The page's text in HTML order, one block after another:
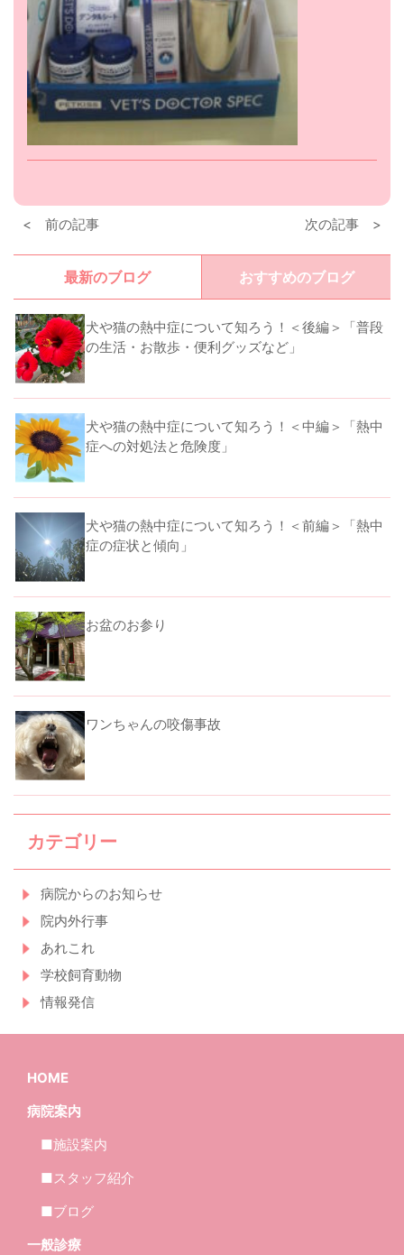
< 前の記事 次の記事 >
最新のブログ おすすめのブログ
犬や猫の熱中症について知ろう！＜後編＞「普段
の生活・お散歩・便利グッズなど」
犬や猫の熱中症について知ろう！＜中編＞「熱中
症への対処法と危険度」
犬や猫の熱中症について知ろう！＜前編＞「熱中
症の症状と傾向」
お盆のお参り
ワンちゃんの咬傷事故
カテゴリー
病院からのお知らせ
院内外行事
あれこれ
学校飼育動物
情報発信
HOME
病院案内
■施設案内
■スタッフ紹介
■ブログ
一般診療